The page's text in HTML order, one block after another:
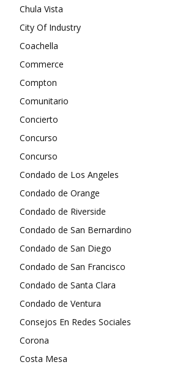
Chula Vista
City Of Industry
Coachella
Commerce
Compton
Comunitario
Concierto
Concurso
Concurso
Condado de Los Angeles
Condado de Orange
Condado de Riverside
Condado de San Bernardino
Condado de San Diego
Condado de San Francisco
Condado de Santa Clara
Condado de Ventura
Consejos En Redes Sociales
Corona
Costa Mesa